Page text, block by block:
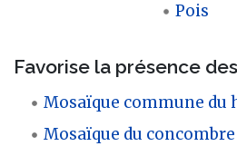
Pois
Favorise la présence
Mosaïque commune du
Mosaïque du concombre